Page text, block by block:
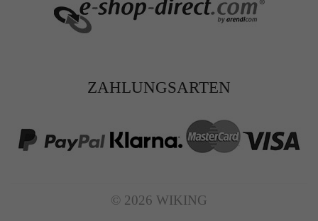
ZAHLUNGSARTEN
© 2026 WIKING